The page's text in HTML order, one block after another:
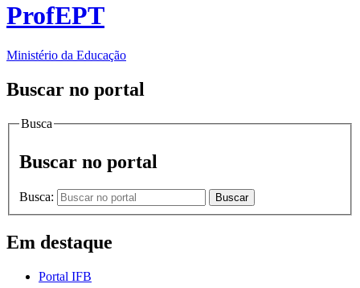
ProfEPT
Ministério da Educação
Buscar no portal
Busca
Buscar no portal
Busca: Buscar
Em destaque
Portal IFB